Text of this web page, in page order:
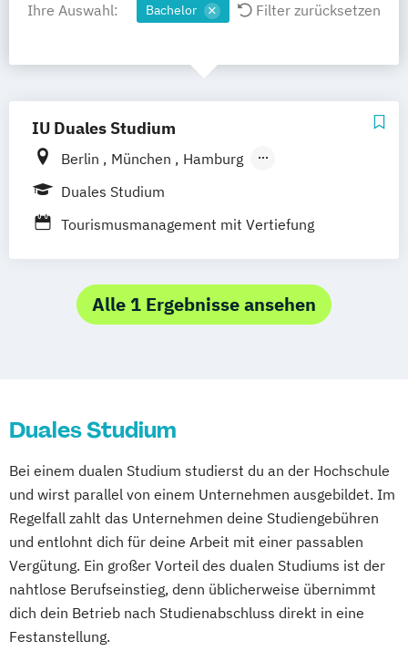
Ihre Auswahl: Bachelor Filter zurücksetzen
IU Duales Studium
Berlin München
Hamburg
Frankfurt am Main
Mannheim Leipzig Online-Campus
Augsburg Bielefeld Braunschweig
Dresden Duisburg Karlsruhe Köln
Mainz Münster Stuttgart Aachen
Duales Studium
Tourismusmanagement mit Vertiefung
Alle 1 Ergebnisse ansehen
Duales Studium
Bei einem dualen Studium studierst du an der Hochschule
und wirst parallel von einem Unternehmen ausgebildet. Im
Regelfall zahlt das Unternehmen deine Studiengebühren
und entlohnt dich für deine Arbeit mit einer passablen
Vergütung. Ein großer Vorteil des dualen Studiums ist der
nahtlose Berufseinstieg, denn üblicherweise übernimmt
dich dein Betrieb nach Studienabschluss direkt in eine
Festanstellung.